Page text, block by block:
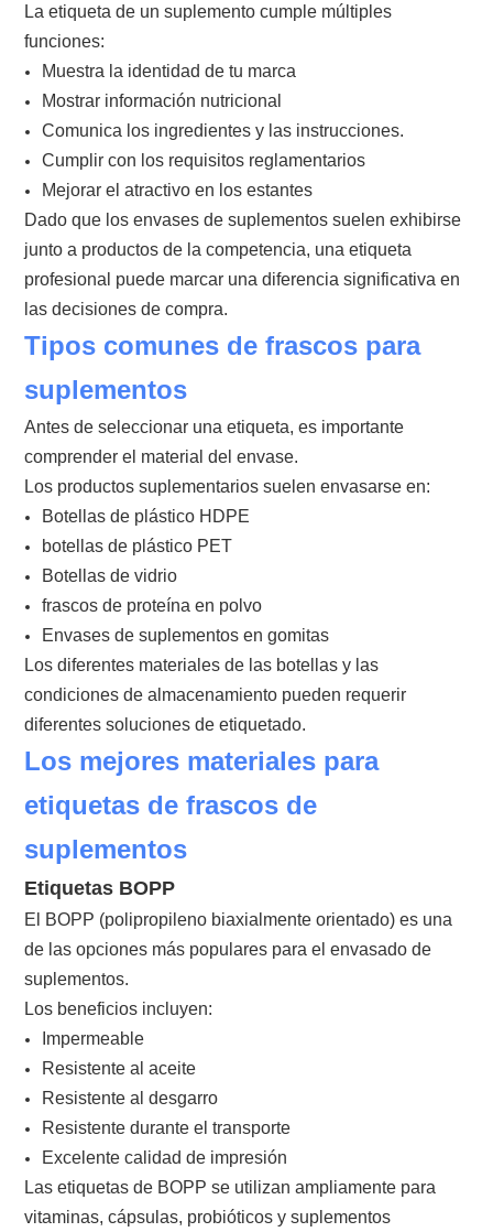
La etiqueta de un suplemento cumple múltiples
funciones:
Muestra la identidad de tu marca
Mostrar información nutricional
Comunica los ingredientes y las instrucciones.
Cumplir con los requisitos reglamentarios
Mejorar el atractivo en los estantes
Dado que los envases de suplementos suelen exhibirse
junto a productos de la competencia, una etiqueta
profesional puede marcar una diferencia significativa en
las decisiones de compra.
Tipos comunes de frascos para
suplementos
Antes de seleccionar una etiqueta, es importante
comprender el material del envase.
Los productos suplementarios suelen envasarse en:
Botellas de plástico HDPE
botellas de plástico PET
Botellas de vidrio
frascos de proteína en polvo
Envases de suplementos en gomitas
Los diferentes materiales de las botellas y las
condiciones de almacenamiento pueden requerir
diferentes soluciones de etiquetado.
Los mejores materiales para
etiquetas de frascos de
suplementos
Etiquetas BOPP
El BOPP (polipropileno biaxialmente orientado) es una
de las opciones más populares para el envasado de
suplementos.
Los beneficios incluyen:
Impermeable
Resistente al aceite
Resistente al desgarro
Resistente durante el transporte
Excelente calidad de impresión
Las etiquetas de BOPP se utilizan ampliamente para
vitaminas, cápsulas, probióticos y suplementos